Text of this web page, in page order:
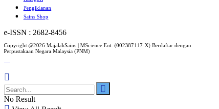
Pengiklanan
Sains Shop
e-ISSN : 2682-8456
Copyright @2026 MajalahSains | MScience Ent. (002387117-X) Berdaftar dengan
Perpustakaan Negara Malaysia (PNM)
No Result